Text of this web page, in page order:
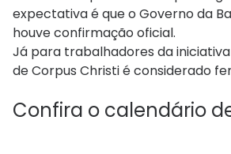
expectativa é que o Governo da
houve confirmação oficial.
Já para trabalhadores da
de Corpus Christi é considerado
Confira o calendário